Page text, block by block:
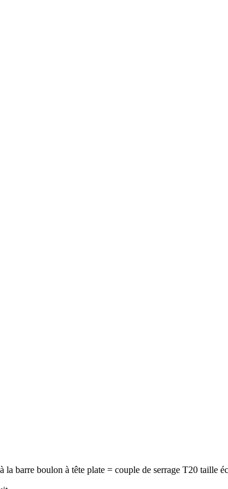
barre boulon à tête plate = couple de serrage T20 taille